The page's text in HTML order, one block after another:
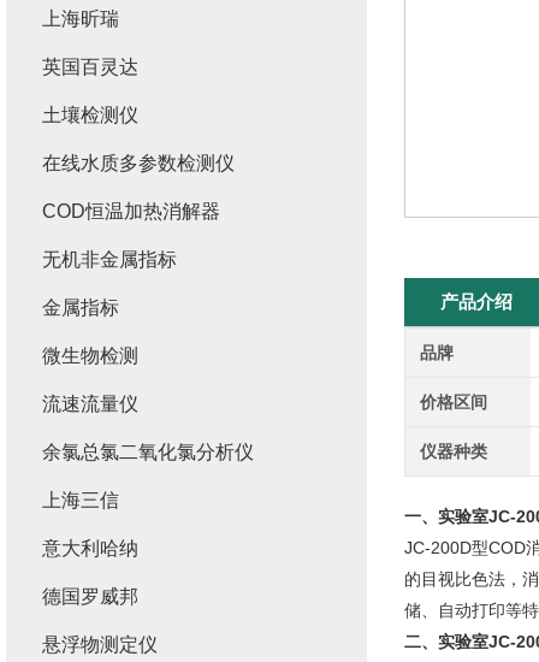
产品介绍
品牌
价格区间
仪器种类
一、 实验室JC-
JC-200D型COD
的目视比色法，
储、自动打印等
二、 实验室JC-
上海昕瑞
英国百灵达
土壤检测仪
在线水质多参数检测仪
COD恒温加热消解器
无机非金属指标
金属指标
微生物检测
流速流量仪
余氯总氯二氧化氯分析仪
上海三信
意大利哈纳
德国罗威邦
悬浮物测定仪